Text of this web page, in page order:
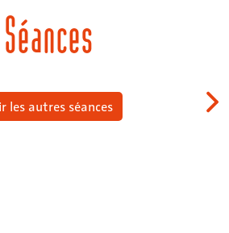
Séances
les autres séances